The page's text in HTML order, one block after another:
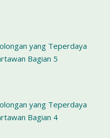
yang Teperdaya
Bagian 5
yang Teperdaya
Bagian 4